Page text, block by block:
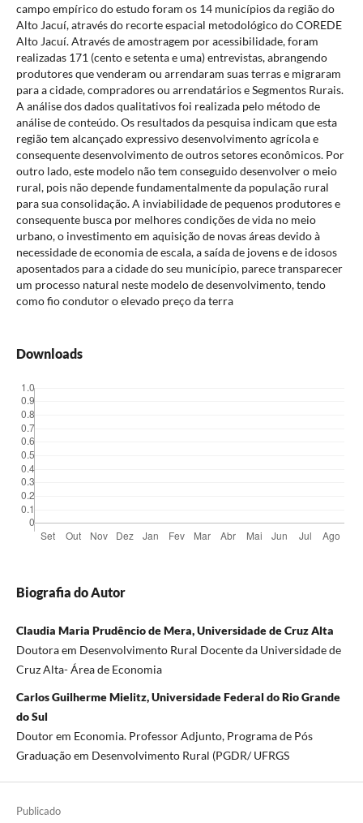
campo empírico do estudo foram os 14 municípios da região do
Alto Jacuí, através do recorte espacial metodológico do COREDE
Alto Jacuí. Através de amostragem por acessibilidade, foram
realizadas 171 (cento e setenta e uma) entrevistas, abrangendo
produtores que venderam ou arrendaram suas terras e migraram
para a cidade, compradores ou arrendatários e Segmentos Rurais.
A análise dos dados qualitativos foi realizada pelo método de
análise de conteúdo. Os resultados da pesquisa indicam que esta
região tem alcançado expressivo desenvolvimento agrícola e
consequente desenvolvimento de outros setores econômicos. Por
outro lado, este modelo não tem conseguido desenvolver o meio
rural, pois não depende fundamentalmente da população rural
para sua consolidação. A inviabilidade de pequenos produtores e
consequente busca por melhores condições de vida no meio
urbano, o investimento em aquisição de novas áreas devido à
necessidade de economia de escala, a saída de jovens e de idosos
aposentados para a cidade do seu município, parece transparecer
um processo natural neste modelo de desenvolvimento, tendo
como fio condutor o elevado preço da terra
Downloads
Biografia do Autor
Claudia Maria Prudêncio de Mera, Universidade de Cruz Alta
Doutora em Desenvolvimento Rural Docente da Universidade de
Cruz Alta- Área de Economia
Carlos Guilherme Mielitz, Universidade Federal do Rio Grande
do Sul
Doutor em Economia. Professor Adjunto, Programa de Pós
Graduação em Desenvolvimento Rural (PGDR/ UFRGS
Publicado